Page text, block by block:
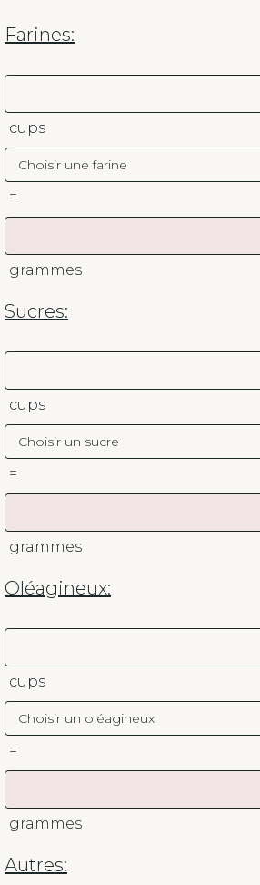
Farines:
cups
=
grammes
Sucres:
cups
=
grammes
Oléagineux:
cups
=
grammes
Autres: